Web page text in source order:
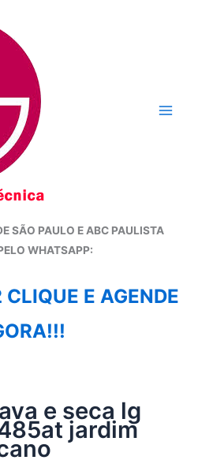
SÃO PAULO E ABC PAULISTA
WHATSAPP:
E AGENDE
e seca lg
jardim